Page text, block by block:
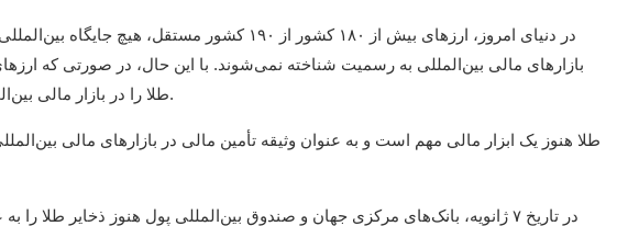
بازارهای مالی بین‌المللی به رسمیت شناخته نمی‌شوند. با این حال، در صورتی که
طلا را در بازار مالی بین‌المللی خارج می‌کنند، باید توسط بازار به رسمیت شناخته شود.
در تاریخ ۷ ژانویه، بانک‌های مرکزی جهان و صندوق بین‌المللی پول هنوز ذخایر